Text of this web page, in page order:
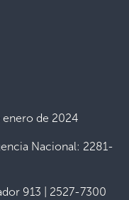
enero de 2024
Nacional: 2281-
913 | 2527-7300